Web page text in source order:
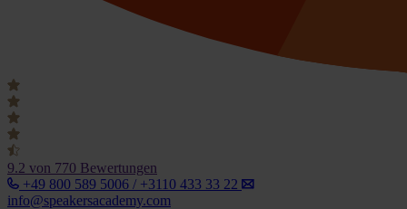
9.2 von 770 Bewertungen
+49 800 589 5006 / +3110 433 33 22
info@speakersacademy.com